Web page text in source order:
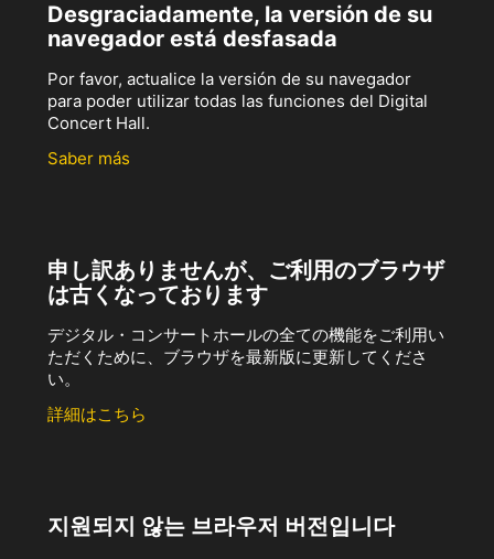
Desgraciadamente, la versión de su
navegador está desfasada
Por favor, actualice la versión de su navegador
para poder utilizar todas las funciones del Digital
Concert Hall.
Saber más
申し訳ありませんが、ご利用のブラウザ
は古くなっております
デジタル・コンサートホールの全ての機能をご利用い
ただくために、ブラウザを最新版に更新してくださ
い。
詳細はこちら
지원되지 않는 브라우저 버전입니다